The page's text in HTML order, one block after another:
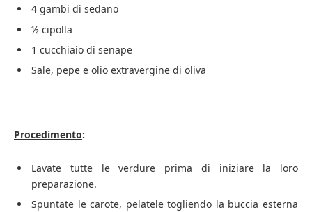
4 gambi di sedano
½ cipolla
1 cucchiaio di senape
Sale, pepe e olio extravergine di oliva
Procedimento:
Lavate tutte le verdure prima di iniziare la loro
preparazione.
Spuntate le carote, pelatele togliendo la buccia esterna